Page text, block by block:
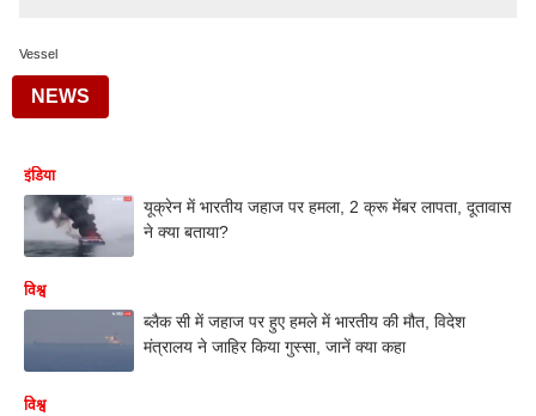
Vessel
NEWS
इंडिया
यूक्रेन में भारतीय जहाज पर हमला, 2 क्रू मेंबर लापता, दूतावास
ने क्या बताया?
विश्व
ब्लैक सी में जहाज पर हुए हमले में भारतीय की मौत, विदेश
मंत्रालय ने जाहिर किया गुस्सा, जानें क्या कहा
विश्व